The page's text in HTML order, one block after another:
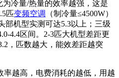
冷量/热量的效率越强，这是
匹变频空调
（制冷量≤4500W）
部机型实测可达5.3以上；三级
4.4区间。2-3匹大机型差距更
，匹数越大，能效差距越突
越高，电费消耗的越低，用越